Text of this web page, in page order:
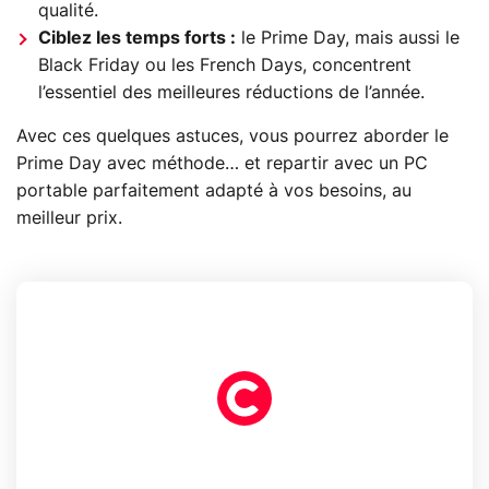
qualité.
Ciblez les temps forts : le Prime Day, mais aussi le
Black Friday ou les French Days, concentrent
l’essentiel des meilleures réductions de l’année.
Avec ces quelques astuces, vous pourrez aborder le
Prime Day avec méthode… et repartir avec un PC
portable parfaitement adapté à vos besoins, au
meilleur prix.